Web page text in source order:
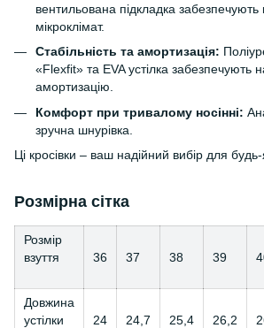
вентильована підкладка
мікроклімат.
Стабільність та амортизація:
«Flexfit» та EVA устілка забезпечують
амортизацію.
Комфорт при тривалому носінні:
зручна шнурівка.
Ці кросівки – ваш надійний вибір для
Розмірна сітка
Розмір
взуття
36 37 38 39
Довжина
устілки
24 24,7 25,4 26,2